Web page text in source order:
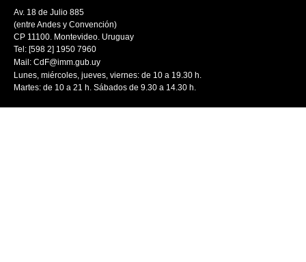
Av. 18 de Julio 885
(entre Andes y Convención)
CP 11100. Montevideo. Uruguay
Tel: [598 2] 1950 7960
Mail: CdF@imm.gub.uy
Lunes, miércoles, jueves, viernes: de 10 a 19.30 h.
Martes: de 10 a 21 h. Sábados de 9.30 a 14.30 h.